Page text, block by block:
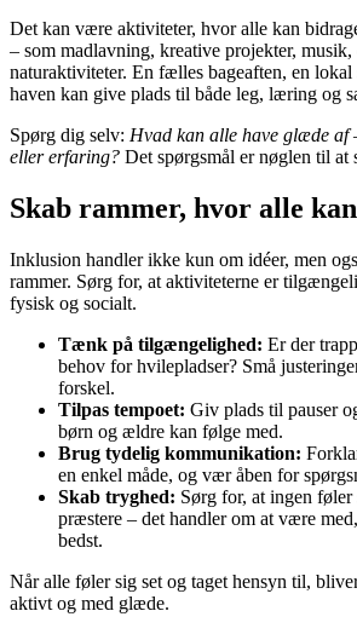
Det kan være aktiviteter, hvor alle kan
– som madlavning, kreative projekter, musik,
naturaktiviteter. En fælles bageaften, en lokal
haven kan give plads til både leg, læring og
Spørg dig selv: Hvad kan alle have glæde af
eller erfaring? Det spørgsmål er nøglen til
Skab rammer, hvor alle
Inklusion handler ikke kun om idéer, men
rammer. Sørg for, at aktiviteterne er
fysisk og socialt.
Tænk på tilgængelighed: Er der
behov for hvilepladser? Små
forskel.
Tilpas tempoet: Giv plads til pauser
børn og ældre kan følge med.
Brug tydelig kommunikation:
en enkel måde, og vær åben for
Skab tryghed: Sørg for, at ingen føler
præstere – det handler om at være
bedst.
Når alle føler sig set og taget hensyn til,
aktivt og med glæde.